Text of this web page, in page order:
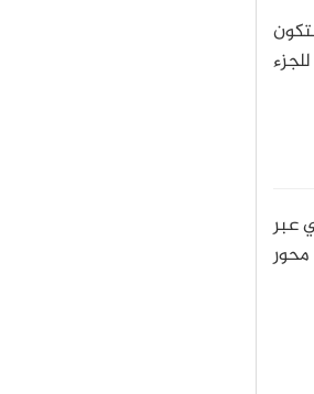
للجزء
عبر
محور